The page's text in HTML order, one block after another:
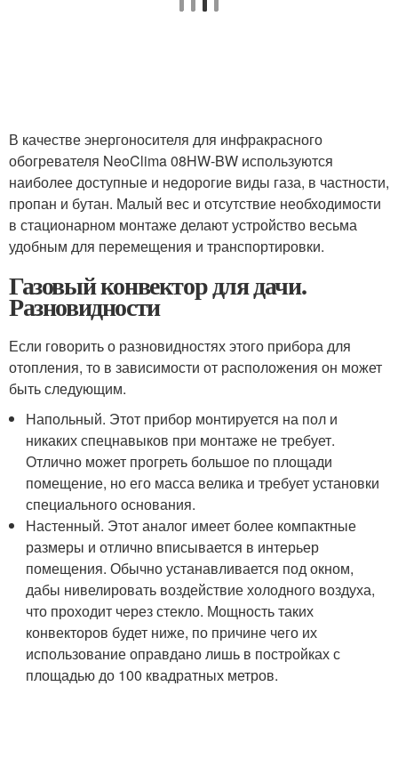
В качестве энергоносителя для инфракрасного
обогревателя NeoClima 08HW-BW используются
наиболее доступные и недорогие виды газа, в частности,
пропан и бутан. Малый вес и отсутствие необходимости
в стационарном монтаже делают устройство весьма
удобным для перемещения и транспортировки.
Газовый конвектор для дачи.
Разновидности
Если говорить о разновидностях этого прибора для
отопления, то в зависимости от расположения он может
быть следующим.
Напольный. Этот прибор монтируется на пол и
никаких спецнавыков при монтаже не требует.
Отлично может прогреть большое по площади
помещение, но его масса велика и требует установки
специального основания.
Настенный. Этот аналог имеет более компактные
размеры и отлично вписывается в интерьер
помещения. Обычно устанавливается под окном,
дабы нивелировать воздействие холодного воздуха,
что проходит через стекло. Мощность таких
конвекторов будет ниже, по причине чего их
использование оправдано лишь в постройках с
площадью до 100 квадратных метров.